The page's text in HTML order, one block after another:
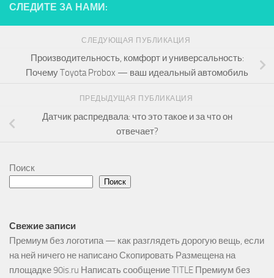
СЛЕДИТЕ ЗА НАМИ:
СЛЕДУЮЩАЯ ПУБЛИКАЦИЯ
Производительность, комфорт и универсальность:
Почему Toyota Probox — ваш идеальный автомобиль
ПРЕДЫДУЩАЯ ПУБЛИКАЦИЯ
Датчик распредвала: что это такое и за что он
отвечает?
Поиск
Поиск
Свежие записи
Премиум без логотипа — как разглядеть дорогую вещь, если
на ней ничего не написано Скопировать Размещена на
площадке 90is.ru Написать сообщение TITLE Премиум без